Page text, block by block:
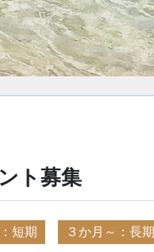
ト募集
短期 ３か月～：長期